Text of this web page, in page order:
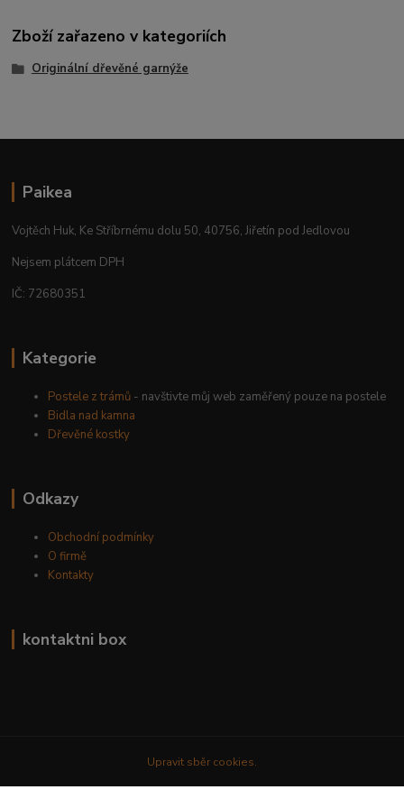
Zboží zařazeno v kategoriích
Originální dřevěné garnýže
Paikea
Vojtěch Huk, Ke Stříbrnému dolu 50, 40756, Jiřetín pod Jedlovou
Nejsem plátcem DPH
IČ: 72680351
Kategorie
Postele z trámů - navštivte můj web zaměřený pouze na postele
Bidla nad kamna
Dřevěné kostky
Odkazy
Obchodní podmínky
O firmě
Kontakty
kontaktni box
Upravit sběr cookies.